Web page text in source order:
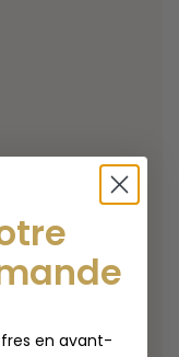
en avant-